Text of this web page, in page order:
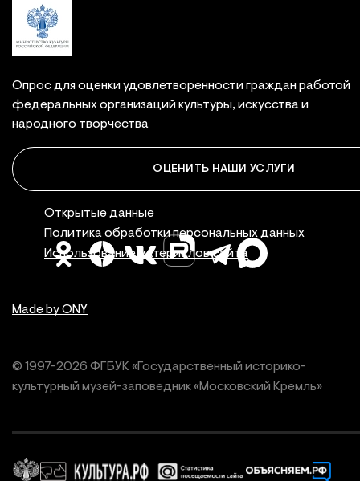
Опрос для оценки удовлетворенности граждан работой
федеральных организаций культуры, искусства и
народного творчества
ОЦЕНИТЬ НАШИ УСЛУГИ
Made by ONY
© 1997-2026 ФГБУК «Государственный историко-
культурный музей-заповедник «Московский Кремль»
Правовая
Открытые данные
Политика обработки персональных данных
Использование материалов сайта